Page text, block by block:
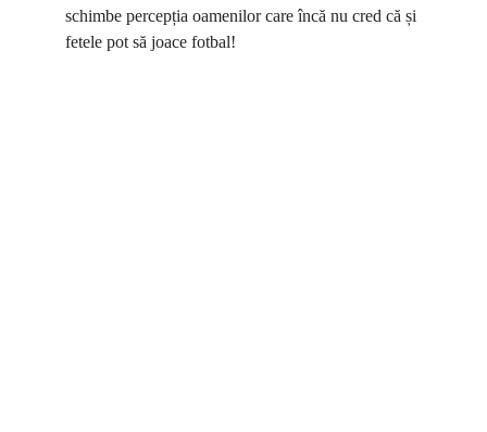
schimbe percepția oamenilor care încă nu cred că și
fetele pot să joace fotbal!